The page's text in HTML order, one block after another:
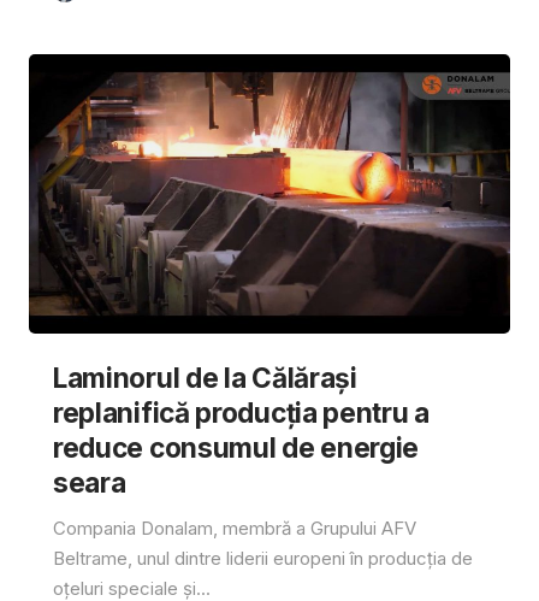
Laminorul de la Călărași
replanifică producția pentru a
reduce consumul de energie
seara
Compania Donalam, membră a Grupului AFV
Beltrame, unul dintre liderii europeni în producția de
oțeluri speciale și...